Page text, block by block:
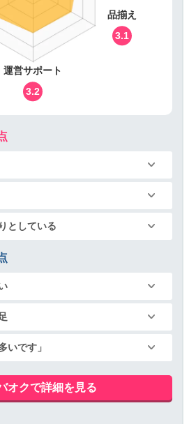
品揃え
3.1
運営サポート
3.2
としている
いです」
オクで詳細を見る